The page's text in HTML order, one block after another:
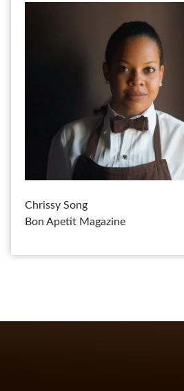
Chrissy Song
Bon Apetit Magazine